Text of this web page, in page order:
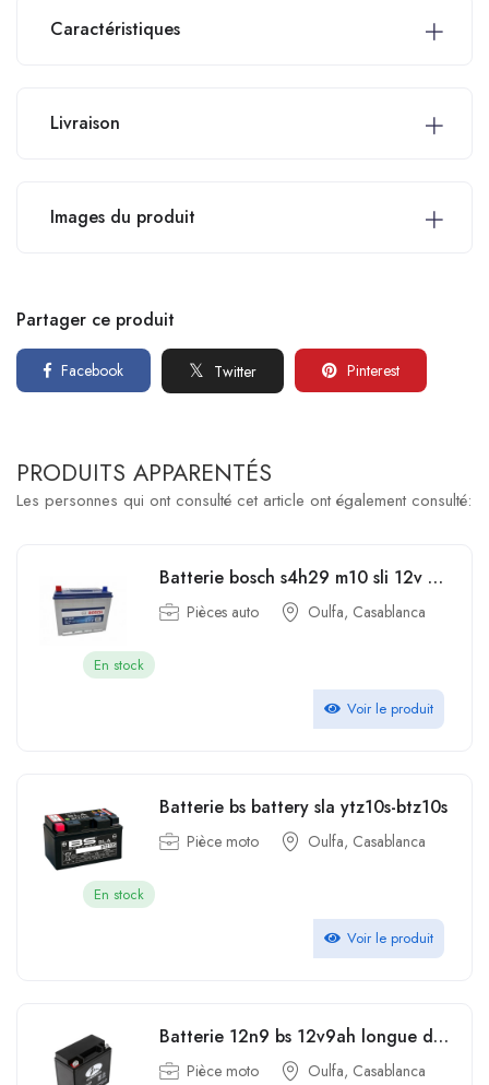
Caractéristiques
Livraison
Images du produit
Partager ce produit
Facebook Twitter Pinterest
PRODUITS APPARENTÉS
Les personnes qui ont consulté cet article ont également consulté:
Batterie bosch s4h29 m10 sli 12v 70ah 550a
Pièces auto Oulfa, Casablanca
En stock
Voir le produit
Batterie bs battery sla ytz10s-btz10s
Pièce moto Oulfa, Casablanca
En stock
Voir le produit
Batterie 12n9 bs 12v9ah longue durée de vie de la moto au plomb-acide noire scellée 12V 9Ah haute performance
Pièce moto Oulfa, Casablanca